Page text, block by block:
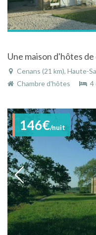
Cenans (21 km), Haute-Saône,
Chambre d'hôtes
4
146€/nuit